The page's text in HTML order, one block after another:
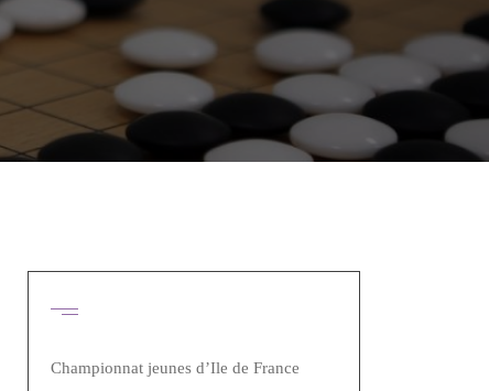
Championnat jeunes d’Ile de France